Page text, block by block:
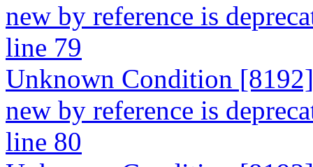
new by reference is
line 79
Unknown Condition
new by reference is
line 80